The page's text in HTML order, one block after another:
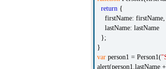
return {
firstName: firstName,
lastName: lastName
};
}
var person1 = Person1(
alert(person1.lastName +